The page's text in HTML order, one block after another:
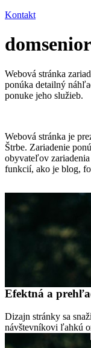
Kontakt
Webová stránka
ponúka detailný
ponuke jeho služieb.
Webová stránka je
Štrbe. Zariadenie
obyvateľov
funkcií, ako je blog,
Efektná a
Dizajn stránky sa
návštevníkovi ľahkú